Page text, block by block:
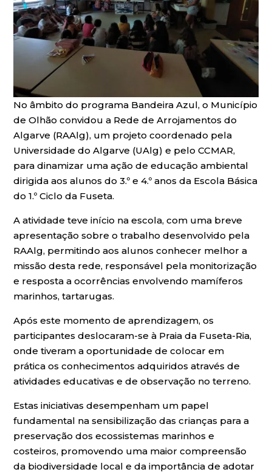
No âmbito do programa Bandeira Azul, o Município
de Olhão convidou a Rede de Arrojamentos do
Algarve (RAAlg), um projeto coordenado pela
Universidade do Algarve (UAlg) e pelo CCMAR,
para dinamizar uma ação de educação ambiental
dirigida aos alunos do 3.º e 4.º anos da Escola Básica
do 1.º Ciclo da Fuseta.
A atividade teve início na escola, com uma breve
apresentação sobre o trabalho desenvolvido pela
RAAlg, permitindo aos alunos conhecer melhor a
missão desta rede, responsável pela monitorização
e resposta a ocorrências envolvendo mamíferos
marinhos, tartarugas.
Após este momento de aprendizagem, os
participantes deslocaram-se à Praia da Fuseta-Ria,
onde tiveram a oportunidade de colocar em
prática os conhecimentos adquiridos através de
atividades educativas e de observação no terreno.
Estas iniciativas desempenham um papel
fundamental na sensibilização das crianças para a
preservação dos ecossistemas marinhos e
costeiros, promovendo uma maior compreensão
da biodiversidade local e da importância de adotar